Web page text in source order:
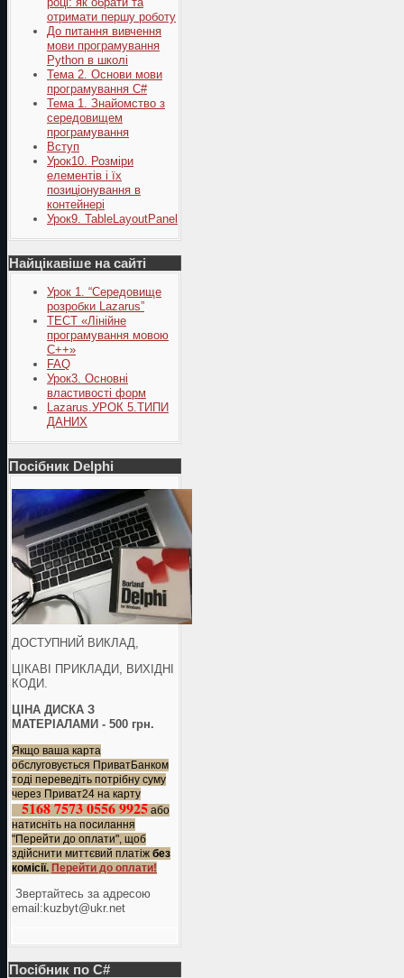
отримати першу роботу
До питання вивчення
мови програмування
Python в школі
Тема 2. Основи мови
програмування C#
Тема 1. Знайомство з
середовищем
програмування
Вступ
Урок10. Розміри
елементів і їх
позиціонування в
контейнері
Урок9. TableLayoutPanel
Найцікавіше на сайті
Урок 1. “Середовище
розробки Lazarus”
ТЕСТ «Лінійне
програмування мовою
С++»
FAQ
Урок3. Основні
властивості форм
Lazarus.УРОК 5.ТИПИ
ДАНИХ
Посібник Delphi
ДОСТУПНИЙ ВИКЛАД,
ЦІКАВІ ПРИКЛАДИ, ВИХІДНІ
КОДИ.
ЦІНА ДИСКА З
МАТЕРІАЛАМИ - 500 грн.
Якщо ваша карта
обслуговується ПриватБанком
тоді переведіть потрібну суму
через Приват24 на карту
5168 7573 0556 9925 або
натисніть на посилання
"Перейти до оплати", щоб
здійснити миттєвий платіж без
комісії. Перейти до оплати!
Звертайтесь за адресою
еmail:kuzbyt@ukr.net
Посібник по C#